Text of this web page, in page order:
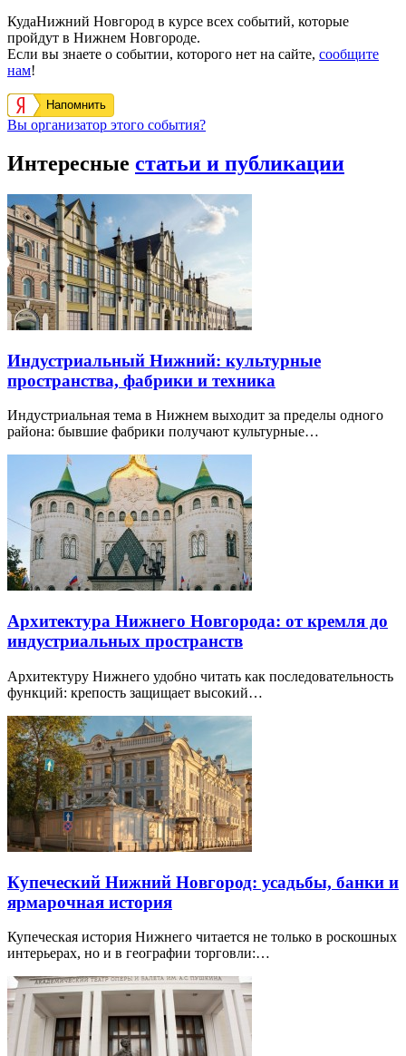
КудаНижний Новгород в курсе всех событий, которые
пройдут в Нижнем Новгороде.
Если вы знаете о событии, которого нет на сайте, сообщите
нам!
Напомнить
Вы организатор этого события?
Интересные статьи и публикации
Индустриальный Нижний: культурные
пространства, фабрики и техника
Индустриальная тема в Нижнем выходит за пределы одного
района: бывшие фабрики получают культурные…
Архитектура Нижнего Новгорода: от кремля до
индустриальных пространств
Архитектуру Нижнего удобно читать как последовательность
функций: крепость защищает высокий…
Купеческий Нижний Новгород: усадьбы, банки и
ярмарочная история
Купеческая история Нижнего читается не только в роскошных
интерьерах, но и в географии торговли:…